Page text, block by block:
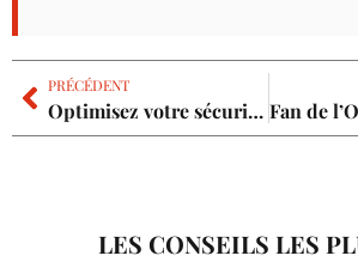
PRÉCÉDENT
Optimisez votre sécurité : les serrures biométriques expliquées
LES CONSEILS LES